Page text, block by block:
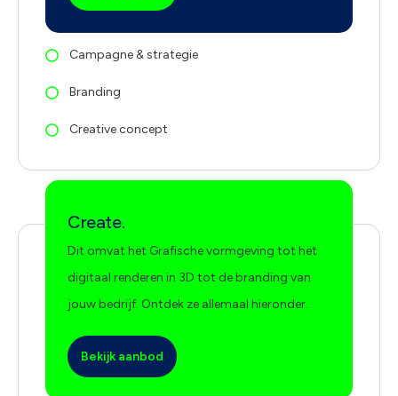
Campagne & strategie
Branding
Creative concept
Create.
Dit omvat het Grafische vormgeving tot het
digitaal renderen in 3D tot de branding van
jouw bedrijf. Ontdek ze allemaal hieronder.
Bekijk aanbod